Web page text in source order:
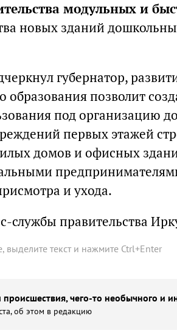
модульных и
новых зданий
губернатор,
образования позволит
под организацию
первых этажей
домов и офисных
и ухода.
службы правительства
выделите текст и нажмите Ctrl+Enter
происшествия, чего-то необычного и
об этом в редакцию